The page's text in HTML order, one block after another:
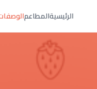
الرئيسيةالمطاعم